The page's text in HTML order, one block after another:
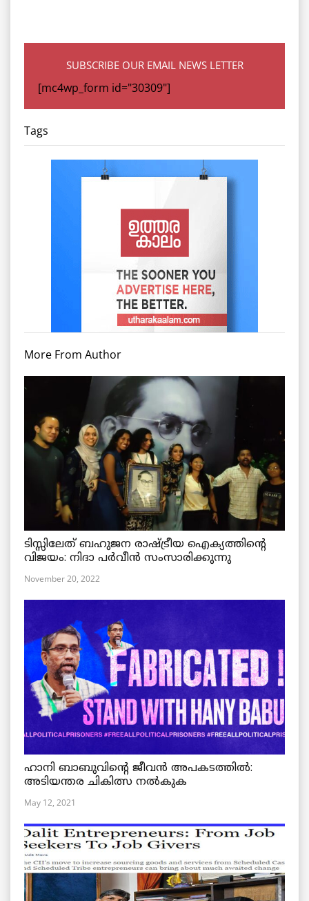
SUBSCRIBE OUR EMAIL NEWS LETTER
[mc4wp_form id="30309"]
Tags
More From Author
ടിസ്സിലേത് ബഹുജന രാഷ്ട്രീയ ഐക്യത്തിന്റെ
വിജയം: നിദാ പർവീൻ സംസാരിക്കുന്നു
November 20, 2022
ഹാനി ബാബുവിന്റെ ജീവൻ അപകടത്തിൽ:
അടിയന്തര ചികിത്സ നൽകുക
May 12, 2021